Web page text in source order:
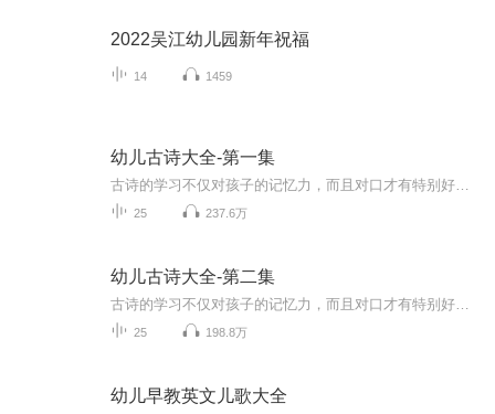
2022吴江幼儿园新年祝福
14 1459
幼儿古诗大全-第一集
25 237.6万
幼儿古诗大全-第二集
25 198.8万
幼儿早教英文儿歌大全